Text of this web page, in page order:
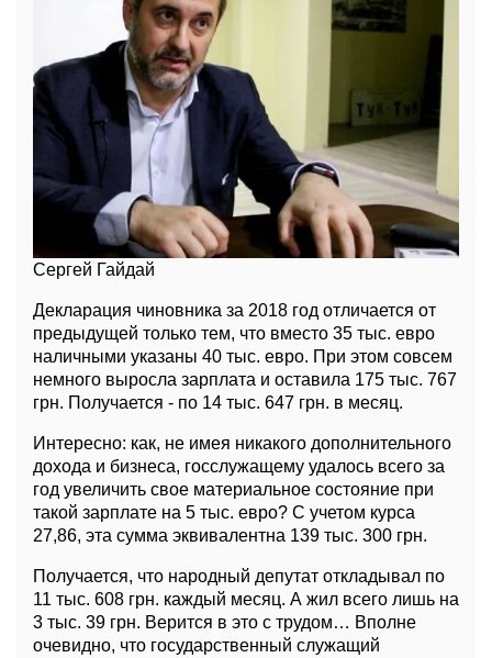
Сергей Гайдай
Декларация чиновника за 2018 год отличается от
предыдущей только тем, что вместо 35 тыс. евро
наличными указаны 40 тыс. евро. При этом совсем
немного выросла зарплата и оставила 175 тыс. 767
грн. Получается - по 14 тыс. 647 грн. в месяц.
Интересно: как, не имея никакого дополнительного
дохода и бизнеса, госслужащему удалось всего за
год увеличить свое материальное состояние при
такой зарплате на 5 тыс. евро? С учетом курса
27,86, эта сумма эквивалентна 139 тыс. 300 грн.
Получается, что народный депутат откладывал по
11 тыс. 608 грн. каждый месяц. А жил всего лишь на
3 тыс. 39 грн. Верится в это с трудом… Вполне
очевидно, что государственный служащий